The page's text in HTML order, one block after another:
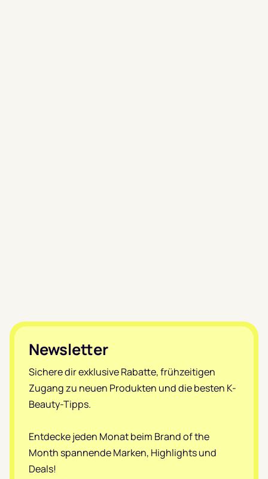
Footer
Newsletter
Sichere dir exklusive Rabatte, frühzeitigen
Zugang zu neuen Produkten und die besten K-
Beauty-Tipps.
Entdecke jeden Monat beim Brand of the
Month spannende Marken, Highlights und
Deals!